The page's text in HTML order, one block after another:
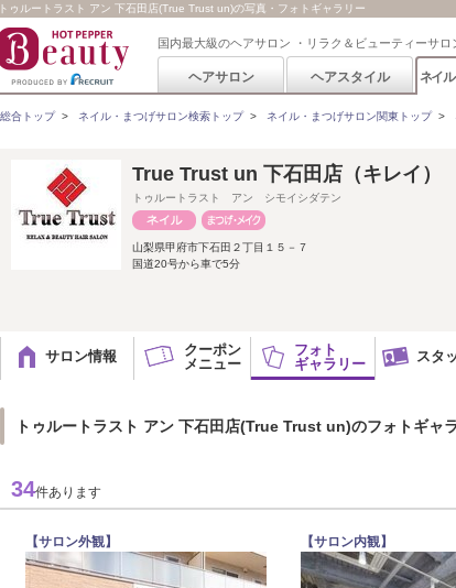
トゥルートラスト アン 下石田店(True Trust un)の写真・フォトギャラリー
国内最大級のヘアサロン ・リラク＆ビューティーサロ
ヘアサロン ヘアスタイル ネイ
総合トップ> ネイル・まつげサロン検索トップ> ネイル・まつげサロン関東トップ>
True Trust un 下石田店（キレイ）
トゥルートラスト アン シモイシダテン
山梨県甲府市下石田２丁目１５－７
国道20号から車で5分
サロン情報
クーポン
メニュー
フォト
ギャラリー
スタ
トゥルートラスト アン 下石田店(True Trust un)のフォトギャ
34件あります
【サロン外観】 【サロン内観】